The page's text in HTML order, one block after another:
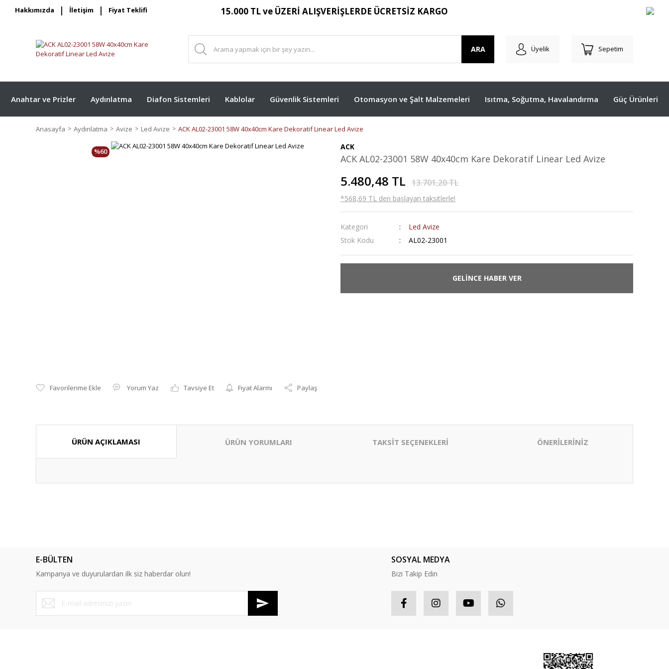
Hakkımızda İletişim Fiyat Teklifi 15.000 TL ve ÜZERİ ALIŞVERİŞLERDE ÜCRETSİZ KARGO
ARA Üyelik Sepetim
Anahtar ve Prizler Aydınlatma Diafon Sistemleri Kablolar Güvenlik Sistemleri Otomasyon ve Şalt Malzemeleri Isıtma, Soğutma, Havalandırma Güç Ürünleri
Anasayfa Aydınlatma Avize Led Avize ACK AL02-23001 58W 40x40cm Kare Dekoratif Linear Led Avize
%60
Yorum Yaz Tavsiye Et Fiyat Alarmı Paylaş
ACK
ACK AL02-23001 58W 40x40cm Kare Dekoratif Linear Led Avize
5.480,48 TL 13.701,20 TL
*568,69 TL den başlayan taksitlerle!
Kategori
Led Avize
Stok Kodu
AL02-23001
GELİNCE HABER VER
ÜRÜN AÇIKLAMASI ÜRÜN YORUMLARI TAKSİT SEÇENEKLERİ ÖNERİLERİNİZ
Ürün bilgilerinde hatalar bulunuyor.
Ürün fiyatı diğer sitelerden daha pahalı.
Bu ürüne benzer farklı alternatifler olmalı.
E-BÜLTEN
Kampanya ve duyurulardan ilk siz haberdar olun!
SOSYAL MEDYA
Bizi Takip Edin